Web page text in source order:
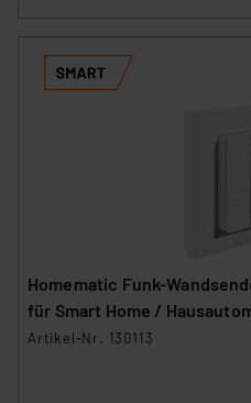
Homematic Funk-
für Smart Home /
Artikel-Nr. 130113